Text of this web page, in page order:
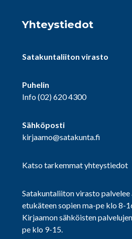
Yhteystiedot
Satakuntaliiton virasto
Puhelin
Info(02) 620 4300
Sähköposti
kirjaamo@satakunta.fi
Katso tarkemmat yhteystiedot
Satakuntaliiton virasto palvelee
etukäteen sopien ma-pe klo 8-
Kirjaamon sähköisten
pe klo 9-15.